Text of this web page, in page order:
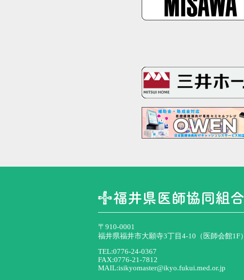
〒910-0001
福井県福井市大願寺3丁目4-10（医師会館1F）
TEL:0776-24-0367
FAX:0776-21-7812
MAIL:isikyomaster@ikyo.fukui.med.or.jp